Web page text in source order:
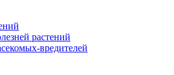
растений
вредителей